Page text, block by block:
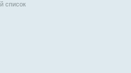
список